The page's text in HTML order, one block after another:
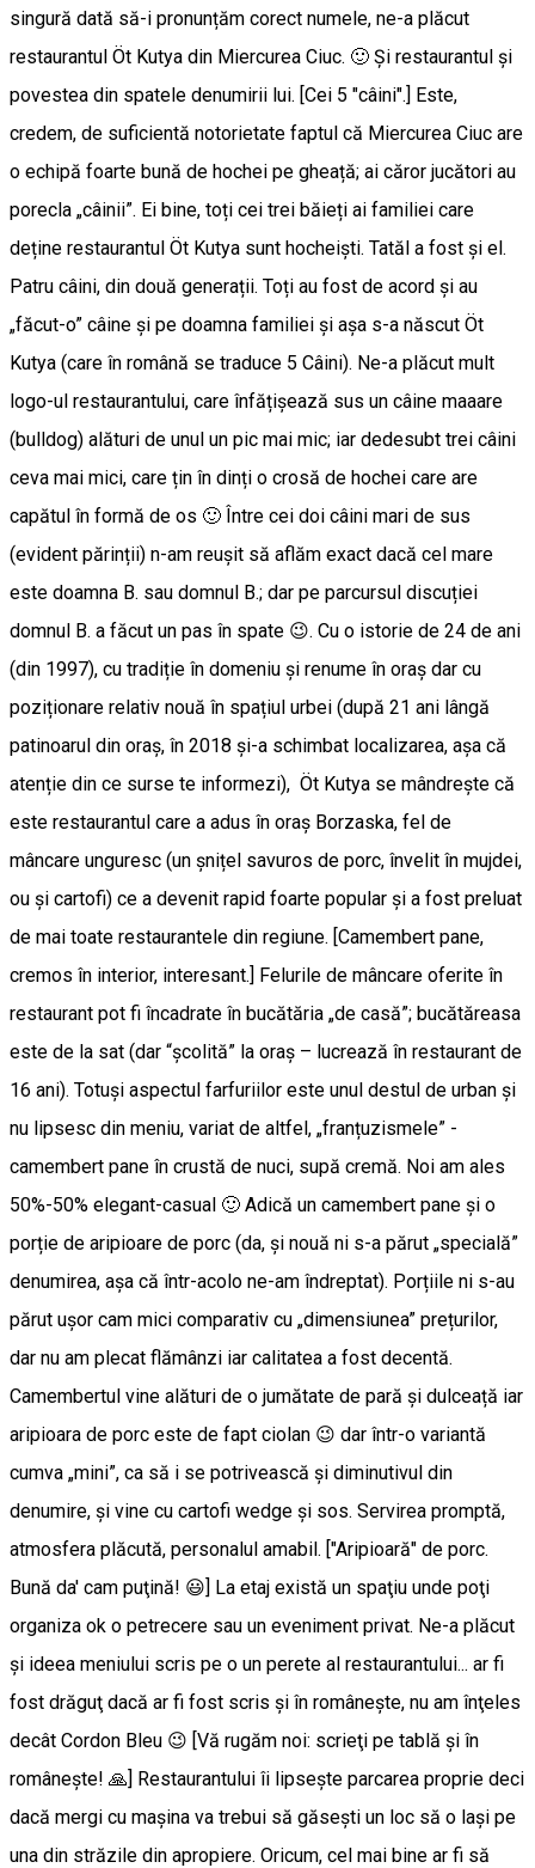
singură dată să-i pronunțăm corect numele, ne-a plăcut
restaurantul Öt Kutya din Miercurea Ciuc. 🙂 Și restaurantul și
povestea din spatele denumirii lui. [Cei 5 "câini".] Este,
credem, de suficientă notorietate faptul că Miercurea Ciuc are
o echipă foarte bună de hochei pe gheață; ai căror jucători au
porecla „câinii”. Ei bine, toți cei trei băieți ai familiei care
deține restaurantul Öt Kutya sunt hocheiști. Tatăl a fost și el.
Patru câini, din două generații. Toți au fost de acord și au
„făcut-o” câine și pe doamna familiei și așa s-a născut Öt
Kutya (care în română se traduce 5 Câini). Ne-a plăcut mult
logo-ul restaurantului, care înfățișează sus un câine maaare
(bulldog) alături de unul un pic mai mic; iar dedesubt trei câini
ceva mai mici, care țin în dinți o crosă de hochei care are
capătul în formă de os 🙂 Între cei doi câini mari de sus
(evident părinții) n-am reușit să aflăm exact dacă cel mare
este doamna B. sau domnul B.; dar pe parcursul discuției
domnul B. a făcut un pas în spate 😉. Cu o istorie de 24 de ani
(din 1997), cu tradiție în domeniu și renume în oraș dar cu
poziționare relativ nouă în spațiul urbei (după 21 ani lângă
patinoarul din oraș, în 2018 și-a schimbat localizarea, așa că
atenție din ce surse te informezi), Öt Kutya se mândreşte că
este restaurantul care a adus în oraș Borzaska, fel de
mâncare unguresc (un șnițel savuros de porc, învelit în mujdei,
ou și cartofi) ce a devenit rapid foarte popular și a fost preluat
de mai toate restaurantele din regiune. [Camembert pane,
cremos în interior, interesant.] Felurile de mâncare oferite în
restaurant pot fi încadrate în bucătăria „de casă”; bucătăreasa
este de la sat (dar “școlită” la oraș – lucrează în restaurant de
16 ani). Totuși aspectul farfuriilor este unul destul de urban și
nu lipsesc din meniu, variat de altfel, „franțuzismele” -
camembert pane în crustă de nuci, supă cremă. Noi am ales
50%-50% elegant-casual 🙂 Adică un camembert pane și o
porție de aripioare de porc (da, și nouă ni s-a părut „specială”
denumirea, așa că într-acolo ne-am îndreptat). Porțiile ni s-au
părut ușor cam mici comparativ cu „dimensiunea” prețurilor,
dar nu am plecat flămânzi iar calitatea a fost decentă.
Camembertul vine alături de o jumătate de pară și dulceață iar
aripioara de porc este de fapt ciolan 😉 dar într-o variantă
cumva „mini”, ca să i se potrivească și diminutivul din
denumire, și vine cu cartofi wedge și sos. Servirea promptă,
atmosfera plăcută, personalul amabil. ["Aripioară" de porc.
Bună da' cam puţină! 😃] La etaj există un spaţiu unde poţi
organiza ok o petrecere sau un eveniment privat. Ne-a plăcut
şi ideea meniului scris pe o un perete al restaurantului... ar fi
fost drăguţ dacă ar fi fost scris şi în româneşte, nu am înţeles
decât Cordon Bleu 😉 [Vă rugăm noi: scrieţi pe tablă şi în
româneşte! 🙏] Restaurantului îi lipsește parcarea proprie deci
dacă mergi cu mașina va trebui să găsești un loc să o lași pe
una din străzile din apropiere. Oricum, cel mai bine ar fi să